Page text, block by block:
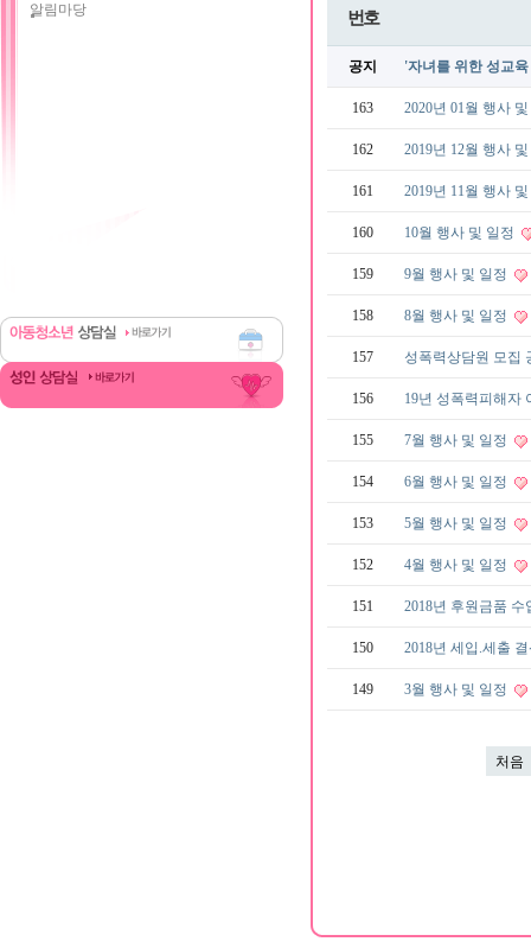
알림마당 번호
공지 '자녀를 위한 성교
163 2020년 01월 행사
162 2019년 12월 행사
161 2019년 11월 행사
160 10월 행사 및 일정
159 9월 행사 및 일정
158 8월 행사 및 일정
157 성폭력상담원 모집
156 19년 성폭력피해자
155 7월 행사 및 일정
154 6월 행사 및 일정
153 5월 행사 및 일정
152 4월 행사 및 일정
151 2018년 후원금품
150 2018년 세입.세출
149 3월 행사 및 일정
처음